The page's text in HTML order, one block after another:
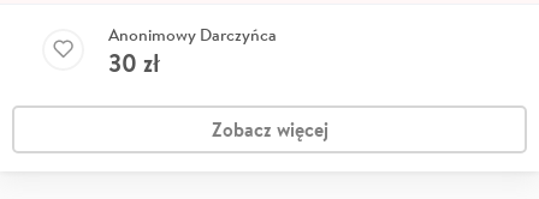
Anonimowy Darczyńca
30 zł
Zobacz więcej